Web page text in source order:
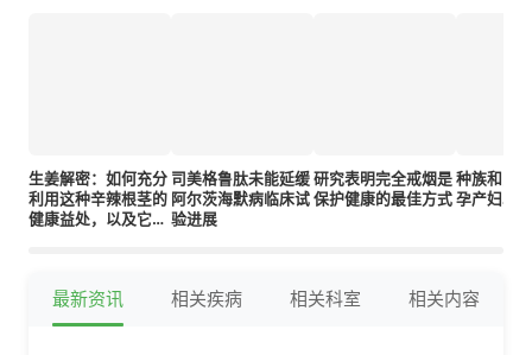
生姜解密：如何充分
利用这种辛辣根茎的
健康益处，以及它作
司美格鲁肽未能延缓
阿尔茨海默病临床试
验进展
研究表明完全戒烟是
保护健康的最佳方式
种族和民
孕产妇心
最新资讯 相关疾病 相关科室 相关内容